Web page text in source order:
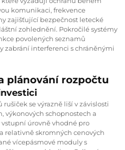
komunikaci, frekvence
zajišťující bezpečnost letecké
zohlednění. Pokročilé systémy
povolených seznamů
zabrání interferenci s chráněnými
plánování rozpočtu
se výrazně liší v závislosti
výkonových schopnostech a
úrovně vhodné pro
relativně skromných cenových
vícepásmové moduly s